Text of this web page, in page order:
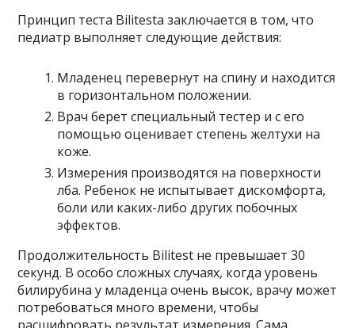
Принцип теста Bilitesta заключается в том, что
педиатр выполняет следующие действия:
Младенец перевернут на спину и находится
в горизонтальном положении.
Врач берет специальный тестер и с его
помощью оценивает степень желтухи на
коже.
Измерения производятся на поверхности
лба. Ребенок не испытывает дискомфорта,
боли или каких-либо других побочных
эффектов.
Продолжительность Bilitest не превышает 30
секунд. В особо сложных случаях, когда уровень
билирубина у младенца очень высок, врачу может
потребоваться много времени, чтобы